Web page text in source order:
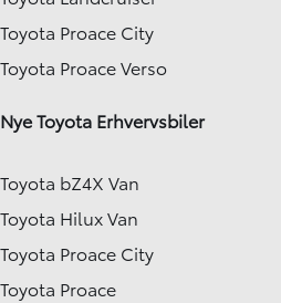
Toyota Proace City
Toyota Proace Verso
Nye Toyota Erhvervsbiler
Toyota bZ4X Van
Toyota Hilux Van
Toyota Proace City
Toyota Proace